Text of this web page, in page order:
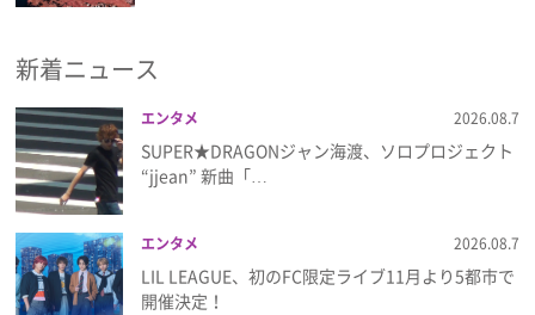
Emo!miuとは？
免責事項
プライバシーポリシー
利用規約
お問い合わせ
新着ニュース
エンタメ 2026.08.7
SUPER★DRAGONジャン海渡、ソロプロジェクト
“jjean” 新曲「…
エンタメ 2026.08.7
LIL LEAGUE、初のFC限定ライブ11月より5都市で
開催決定！